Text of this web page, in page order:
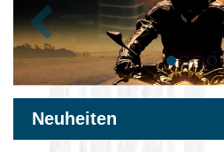
Zurück
Neuheiten